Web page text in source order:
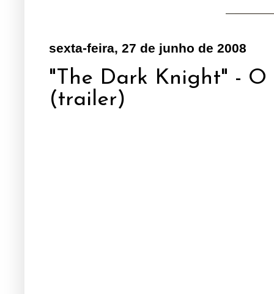
sexta-feira, 27 de junho de 2008
"The Dark Knight" -
(trailer)